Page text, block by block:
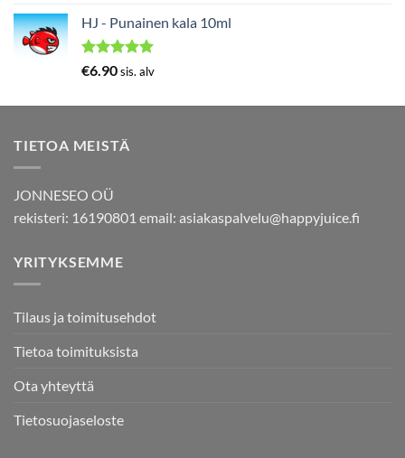
5.00
/ 5
HJ - Punainen kala 10ml
Arvostelu
€6.90sis. alv
TIETOA MEISTÄ
JONNESEO OÜ
rekisteri: 16190801 email: asiakaspalvelu@happyjuice.fi
YRITYKSEMME
Tilaus ja toimitusehdot
Tietoa toimituksista
Ota yhteyttä
Tietosuojaseloste